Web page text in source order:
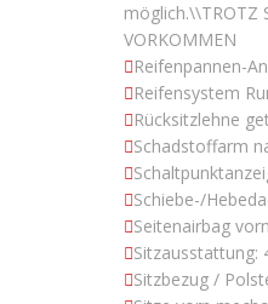
möglich.\\TROTZ
VORKOMMEN
Reifenpannen-
Reifensystem
Rücksitzlehne
Schadstoffarm
Schiebe-/
Seitenairbag vorn
Sitzausstattung:
Sitzbezug /